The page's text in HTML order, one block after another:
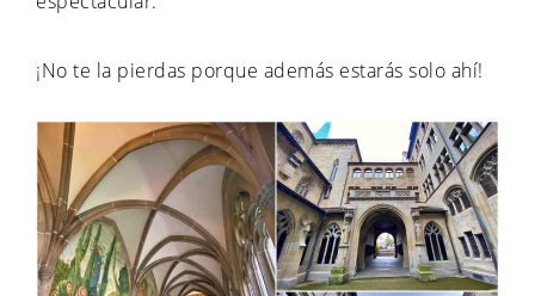
¡No te la pierdas porque además estarás solo ahí!